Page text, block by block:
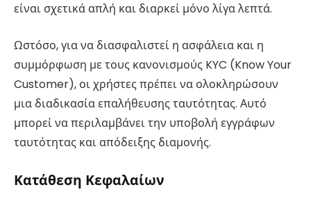
είναι σχετικά απλή και διαρκεί μόνο λίγα λεπτά.
Ωστόσο, για να διασφαλιστεί η ασφάλεια και η
συμμόρφωση με τους κανονισμούς KYC (Know Your
Customer), οι χρήστες πρέπει να ολοκληρώσουν
μια διαδικασία επαλήθευσης ταυτότητας. Αυτό
μπορεί να περιλαμβάνει την υποβολή εγγράφων
ταυτότητας και απόδειξης διαμονής.
Κατάθεση Κεφαλαίων